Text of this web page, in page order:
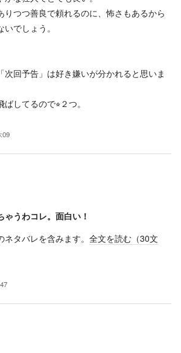
りつつ善良で頼れるのに、怖さもあるから
でしょう。
次回予告」は好き嫌いが分かれると思いま
してるので⭐︎２つ。
ゃうわコレ。面白い！
タバレを含みます。 全文を読む（30文